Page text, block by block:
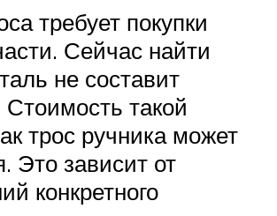
требует покупки
Сейчас найти
не составит
такой
трос ручника может
Это зависит от
конкретного